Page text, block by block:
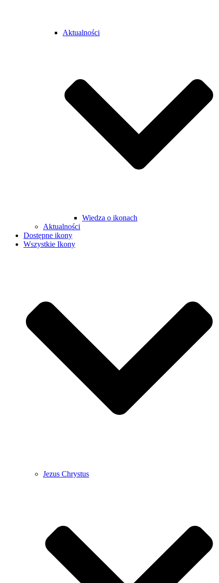
Aktualności
Wiedza o ikonach
Aktualności
Dostępne ikony
Wszystkie Ikony
Jezus Chrystus